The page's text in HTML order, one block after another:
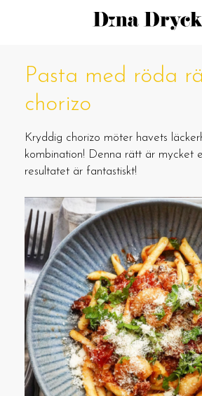
Pasta med röda
chorizo
Kryddig chorizo möter havets
kombination! Denna rätt är mycket
resultatet är fantastiskt!